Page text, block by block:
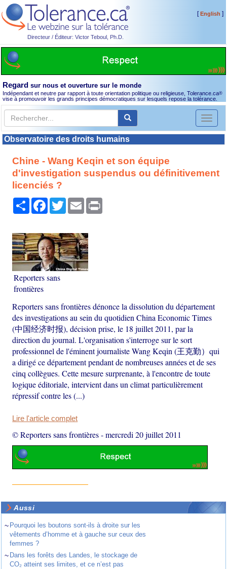
Directeur / Éditeur: Victor Teboul, Ph.D.
[English ]
Regard sur nous et ouverture sur le monde
Indépendant et neutre par rapport à toute orientation politique ou religieuse, Tolerance.ca®
vise à promouvoir les grands principes démocratiques sur lesquels repose la tolérance.
Toggle
Observatoire des droits humains
Chine - Wang Keqin et son équipe
d'investigation suspendus ou définitivement
licenciés ?
PartagerFacebook
TwitterEmail
Reporters sans
frontières
Reporters sans frontières dénonce la dissolution du département
des investigations au sein du quotidien China Economic Times
(中国经济时报), décision prise, le 18 juillet 2011, par la
direction du journal. L'organisation s'interroge sur le sort
professionnel de l'éminent journaliste Wang Keqin (王克勤）qui
a dirigé ce département pendant de nombreuses années et de ses
cinq collègues. Cette mesure surprenante, à l'encontre de toute
logique éditoriale, intervient dans un climat particulièrement
répressif contre les (...)
Lire l'article complet
© Reporters sans frontières-mercredi 20 juillet 2011
Aussi
~ Pourquoi les boutons sont-ils à droite sur les
vêtements d’homme et à gauche sur ceux des
femmes ?
~ Dans les forêts des Landes, le stockage de
CO₂ atteint ses limites, et ce n’est pas